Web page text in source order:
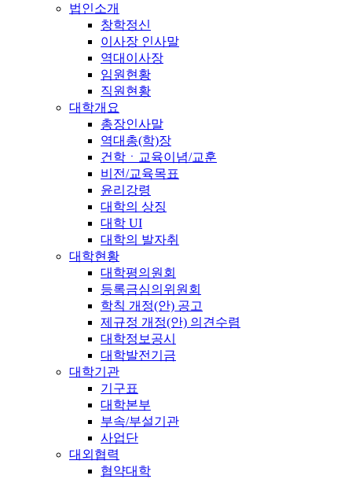
법인소개
창학정신
이사장 인사말
역대이사장
임원현황
직원현황
대학개요
총장인사말
역대총(학)장
건학ㆍ교육이념/교훈
비전/교육목표
윤리강령
대학의 상징
대학 UI
대학의 발자취
대학현황
대학평의원회
등록금심의위원회
학칙 개정(안) 공고
제규정 개정(안) 의견수렴
대학정보공시
대학발전기금
대학기관
기구표
대학본부
부속/부설기관
사업단
대외협력
협약대학